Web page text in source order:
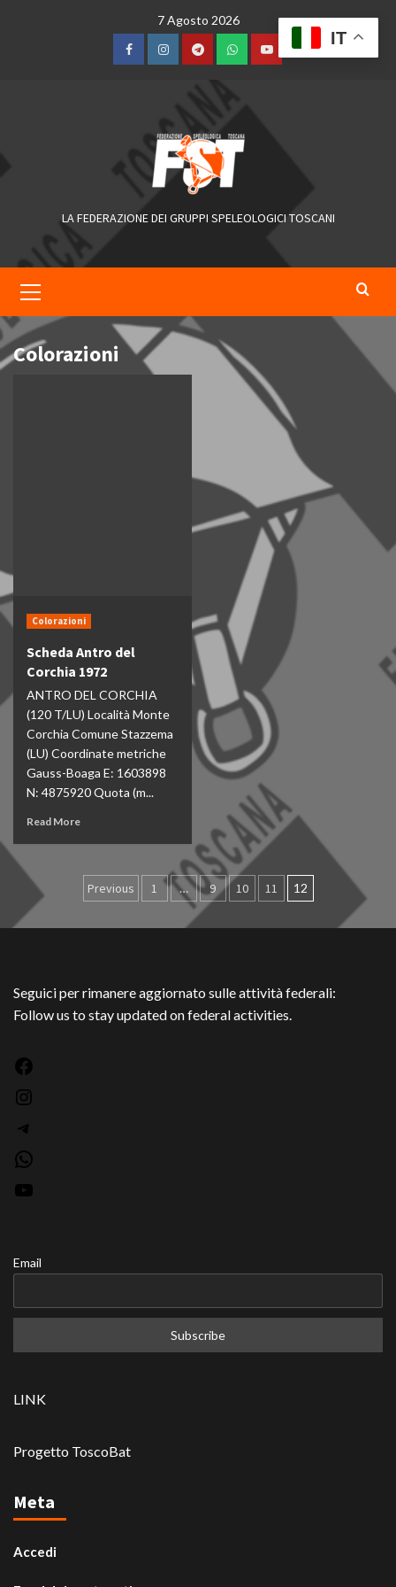
7 Agosto 2026
FacebookInstagramTelegramWhatsAppYouTube
LA FEDERAZIONE DEI GRUPPI SPELEOLOGICI TOSCANI
Menu
Colorazioni
Colorazioni
Scheda Antro del
Corchia 1972
ANTRO DEL CORCHIA
(120 T/LU) Località Monte
Corchia Comune Stazzema
(LU) Coordinate metriche
Gauss-Boaga E: 1603898
N: 4875920 Quota (m...
Read More
Paginazione
Previous 1 … 9 10 11 12
Seguici per rimanere aggiornato sulle attività federali:
Follow us to stay updated on federal activities.
Email
LINK
Progetto ToscoBat
Meta
Accedi
IT